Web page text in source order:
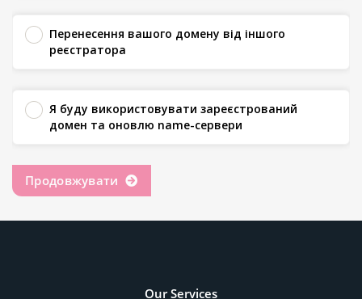
Перенесення вашого домену від іншого
реєстратора
Я буду використовувати зареєстрований
домен та оновлю name-сервери
Продовжувати
Our Services